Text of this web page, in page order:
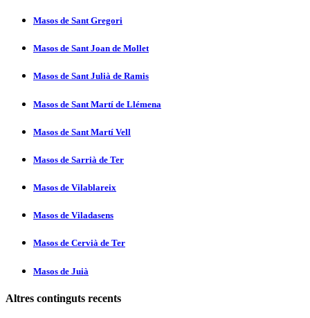
Masos de Sant Gregori
Masos de Sant Joan de Mollet
Masos de Sant Julià de Ramis
Masos de Sant Martí­ de Llémena
Masos de Sant Martí­ Vell
Masos de Sarrià de Ter
Masos de Vilablareix
Masos de Viladasens
Masos de Cervià de Ter
Masos de Juià
Altres continguts recents